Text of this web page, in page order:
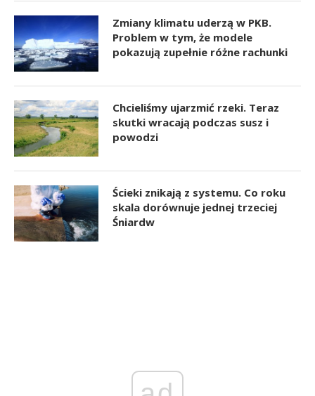
Zmiany klimatu uderzą w PKB.
Problem w tym, że modele
pokazują zupełnie różne rachunki
Chcieliśmy ujarzmić rzeki. Teraz
skutki wracają podczas susz i
powodzi
Ścieki znikają z systemu. Co roku
skala dorównuje jednej trzeciej
Śniardw